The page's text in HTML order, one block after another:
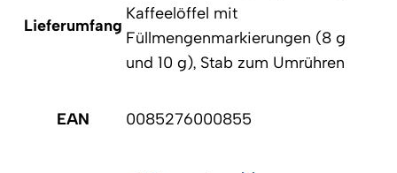
Lieferumfang
Kaffeelöffel mit
Füllmengenmarkierungen (8 g
und 10 g), Stab zum Umrühren
EAN 0085276000855